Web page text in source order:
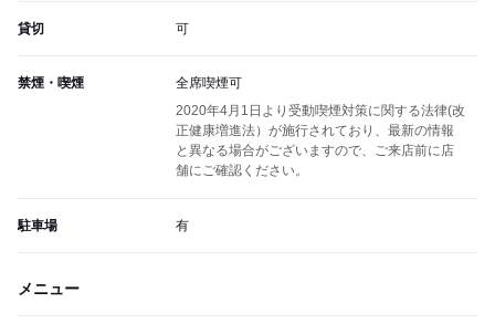
貸切 可
禁煙・喫煙
全席喫煙可
2020年4月1日より受動喫煙対策に関する法律(改
正健康増進法）が施行されており、最新の情報
と異なる場合がございますので、ご来店前に店
舗にご確認ください。
駐車場 有
メニュー